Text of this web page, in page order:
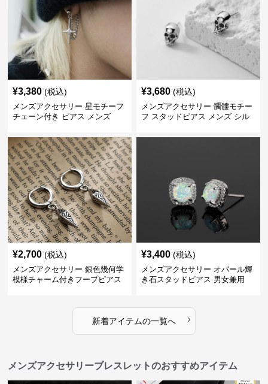
¥3,380 (税込)
メンズアクセサリー 星モチーフ
チェーン付き ピアス メンズ
¥3,680 (税込)
メンズアクセサリー 髑髏モチー
フ スタッドピアス メンズ シル
¥2,700 (税込)
メンズアクセサリー 銀色幾何学
模様チャーム付きフープピアス
¥3,400 (税込)
メンズアクセサリー オパール輝
き石スタッドピアス 男女兼用
新着アイテムの一覧へ ›
メンズアクセサリーブレスレットのおすすめアイテム